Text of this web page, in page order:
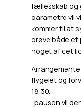
fællesskab og
parametre vil
kommer til at
prøve både et
noget af det
flygelet og
18:30.
I pausen vil